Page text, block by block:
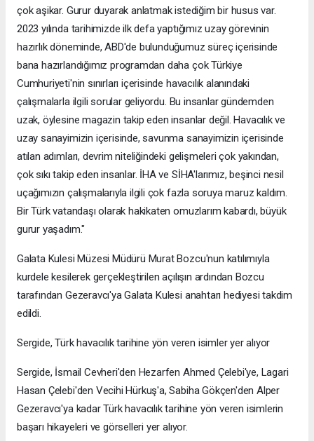
çok aşikar. Gurur duyarak anlatmak istediğim bir husus var.
2023 yılında tarihimizde ilk defa yaptığımız uzay görevinin
hazırlık döneminde, ABD'de bulunduğumuz süreç içerisinde
bana hazırlandığımız programdan daha çok Türkiye
Cumhuriyeti'nin sınırları içerisinde havacılık alanındaki
çalışmalarla ilgili sorular geliyordu. Bu insanlar gündemden
uzak, öylesine magazin takip eden insanlar değil. Havacılık ve
uzay sanayimizin içerisinde, savunma sanayimizin içerisinde
atılan adımları, devrim niteliğindeki gelişmeleri çok yakından,
çok sıkı takip eden insanlar. İHA ve SİHA'larımız, beşinci nesil
uçağımızın çalışmalarıyla ilgili çok fazla soruya maruz kaldım.
Bir Türk vatandaşı olarak hakikaten omuzlarım kabardı, büyük
gurur yaşadım."
Galata Kulesi Müzesi Müdürü Murat Bozcu'nun katılımıyla
kurdele kesilerek gerçekleştirilen açılışın ardından Bozcu
tarafından Gezeravcı'ya Galata Kulesi anahtarı hediyesi takdim
edildi.
Sergide, Türk havacılık tarihine yön veren isimler yer alıyor
Sergide, İsmail Cevheri'den Hezarfen Ahmed Çelebi'ye, Lagari
Hasan Çelebi'den Vecihi Hürkuş'a, Sabiha Gökçen'den Alper
Gezeravcı'ya kadar Türk havacılık tarihine yön veren isimlerin
başarı hikayeleri ve görselleri yer alıyor.